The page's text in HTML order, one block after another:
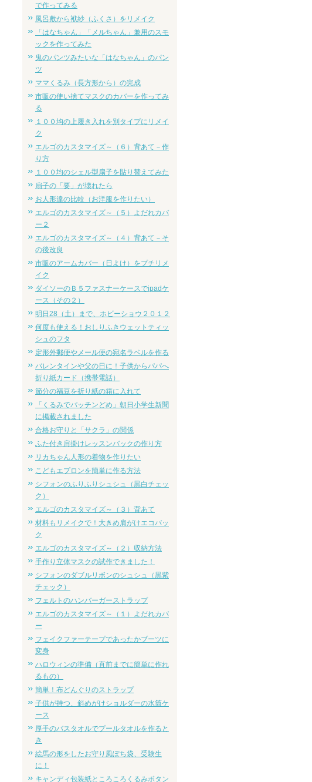
で作ってみる
風呂敷から袱紗（ふくさ）をリメイク
「はなちゃん」「メルちゃん」兼用のスモ
ックを作ってみた
鬼のパンツみたいな「はなちゃん」のパン
ツ
ママくるみ（長方形から）の完成
市販の使い捨てマスクのカバーを作ってみ
る
１００均の上履き入れを別タイプにリメイ
ク
エルゴのカスタマイズ～（６）背あて－作
り方
１００均のシェル型扇子を貼り替えてみた
扇子の「要」が壊れたら
お人形達の比較（お洋服を作りたい）
エルゴのカスタマイズ～（５）よだれカバ
ー２
エルゴのカスタマイズ～（４）背あて－そ
の後改良
市販のアームカバー（日よけ）をプチリメ
イク
ダイソーのＢ５ファスナーケースでipadケ
ース（その２）
明日28（土）まで、ホビーショウ２０１２
何度も使える！おしりふきウェットティッ
シュのフタ
定形外郵便やメール便の宛名ラベルを作る
バレンタインや父の日に！子供からパパへ
折り紙カード（携帯電話）
節分の福豆を折り紙の箱に入れて
「くるみでパッチンどめ」朝日小学生新聞
に掲載されました
合格お守りと「サクラ」の関係
ふた付き肩掛けレッスンバックの作り方
リカちゃん人形の着物を作りたい
こどもエプロンを簡単に作る方法
シフォンのふりふりシュシュ（黒白チェッ
ク）
エルゴのカスタマイズ～（３）背あて
材料もリメイクで！大きめ肩がけエコバッ
ク
エルゴのカスタマイズ～（２）収納方法
手作り立体マスクの試作できました！
シフォンのダブルリボンのシュシュ（黒紫
チェック）
フェルトのハンバーガーストラップ
エルゴのカスタマイズ～（１）よだれカバ
ー
フェイクファーテープであったかブーツに
変身
ハロウィンの準備（直前までに簡単に作れ
るもの）
簡単！布どんぐりのストラップ
子供が持つ、斜めがけショルダーの水筒ケ
ース
厚手のバスタオルでプールタオルを作ると
き
絵馬の形をしたお守り風ぽち袋、受験生
に！
キャンディ包装紙ところころくるみボタン